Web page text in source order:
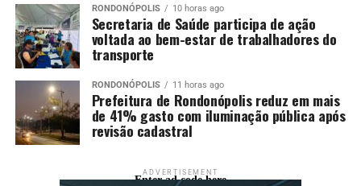
RONDONÓPOLIS 10 horas ago
Secretaria de Saúde participa de ação
voltada ao bem-estar de trabalhadores do
transporte
RONDONÓPOLIS 11 horas ago
Prefeitura de Rondonópolis reduz em mais
de 41% gasto com iluminação pública após
revisão cadastral
ADVERTISEMENT
Enter ad code here